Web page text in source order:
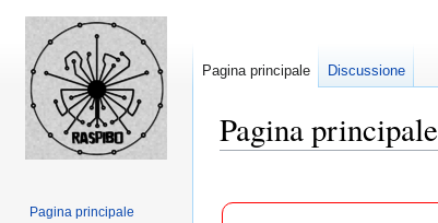
Pagina principale
to
to
Pagina principale Discussione
Pagina principale